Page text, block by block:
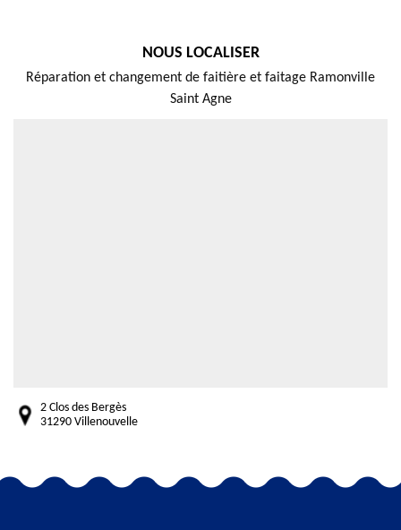
NOUS LOCALISER
Réparation et changement de faitière et faitage Ramonville
Saint Agne
2 Clos des Bergès
31290 Villenouvelle